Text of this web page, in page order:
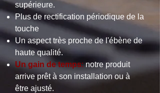
supérieure.
Plus de rectification périodique de la
touche
Un aspect très proche de l'ébène de
haute qualité.
Un gain de temps:notre produit
arrive prêt à son installation ou à
être ajusté.